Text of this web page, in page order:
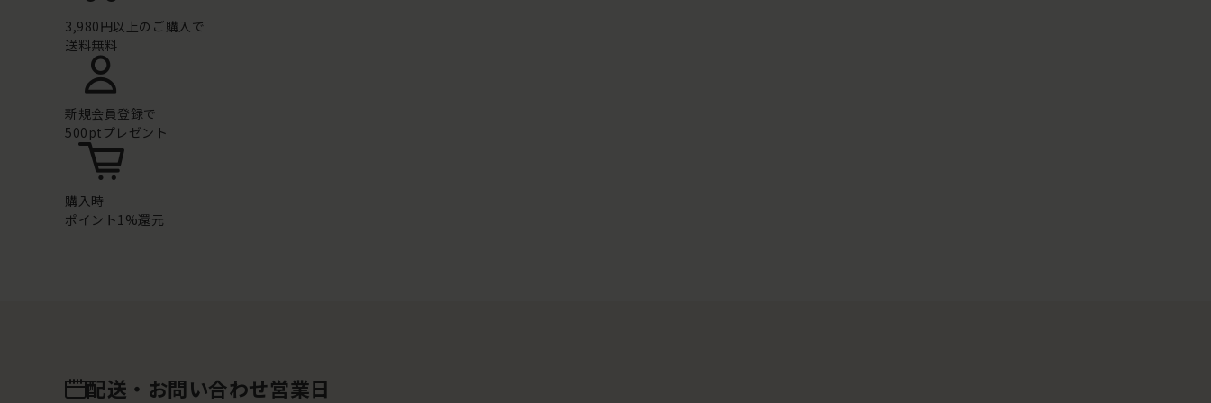
3,980円以上のご購入で
送料無料
新規会員登録で
500ptプレゼント
購入時
ポイント1%還元
配送・お問い合わせ営業日